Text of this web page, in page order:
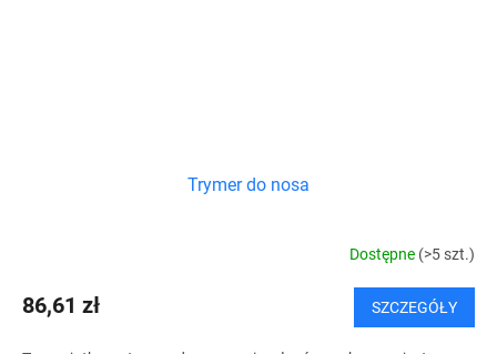
Trymer do nosa
Dostępne (>5 szt.)
86,61 zł SZCZEGÓŁY